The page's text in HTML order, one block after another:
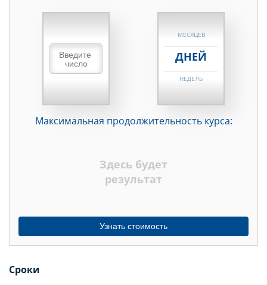
НЕДЕЛЬ
МЕСЯЦЕВ
ДНЕЙ
НЕДЕЛЬ
ДНЕЙ
Максимальная продолжительность курса:
Здесь будет
результат
Узнать стоимость
Сроки